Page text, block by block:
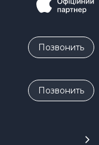
Позвонить
Позвонить